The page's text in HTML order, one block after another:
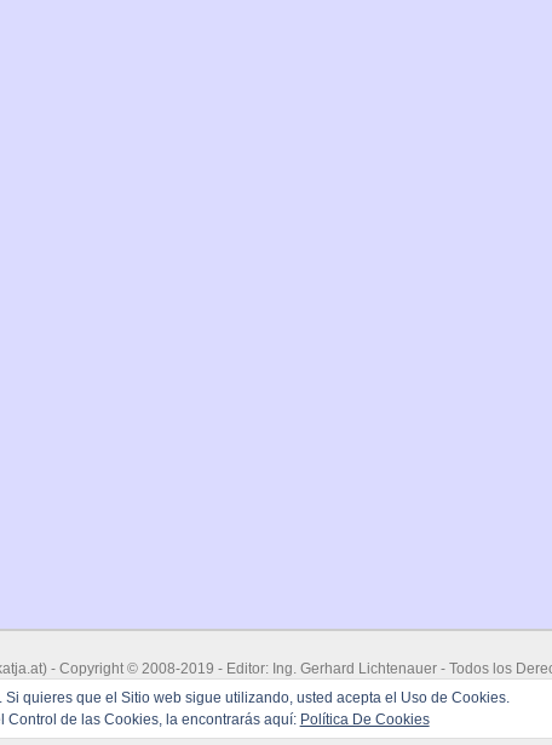
) - Copyright © 2008-2019 - Editor: Ing. Gerhard Lichtenauer - Todos los
De Blog with free'Atahualpa' Theme from BytesForAll- Hosted & Supported
Powered byWordPress&Atahualpa
299 queries. 0,343 seconds.
quieres que el Sitio web sigue utilizando, usted acepta el Uso de Cookies.
Control de las Cookies, la encontrarás aquí: Política De Cookies